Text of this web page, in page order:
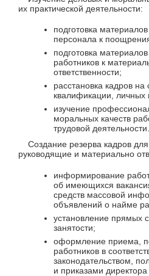
их практической деятельности:
подготовка
персонала к
подготовка
работников к
ответственности;
расстановка кадров на
квалификации, личных
изучение
моральных качеств
трудовой деятельности.
Создание резерва кадров
руководящие и материально
информирование
об имеющихся
средств массовой
объявлений о найме
установление прямых
занятости;
оформление приема,
работников в
законодательством,
и приказами